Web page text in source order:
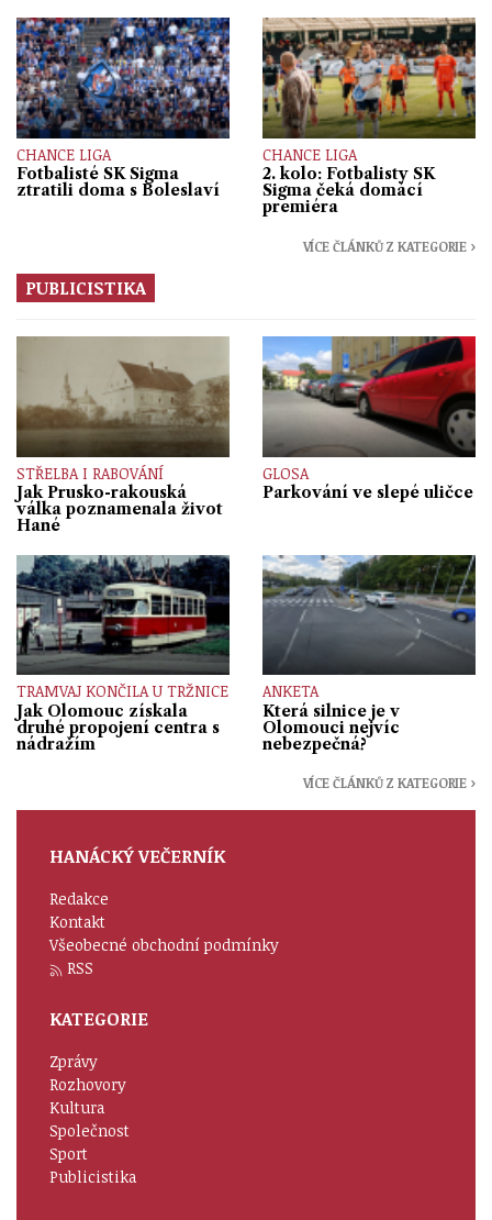
CHANCE LIGA
Fotbalisté SK Sigma
ztratili doma s Boleslaví
CHANCE LIGA
2. kolo: Fotbalisty SK
Sigma čeká domácí
premiéra
VÍCE ČLÁNKŮ Z KATEGORIE ›
PUBLICISTIKA
STŘELBA I RABOVÁNÍ
Jak Prusko-rakouská
válka poznamenala život
Hané
GLOSA
Parkování ve slepé uličce
TRAMVAJ KONČILA U TRŽNICE
Jak Olomouc získala
druhé propojení centra s
nádražím
ANKETA
Která silnice je v
Olomouci nejvíc
nebezpečná?
VÍCE ČLÁNKŮ Z KATEGORIE ›
HANÁCKÝ VEČERNÍK
Redakce
Kontakt
Všeobecné obchodní podmínky
RSS
KATEGORIE
Zprávy
Rozhovory
Kultura
Společnost
Sport
Publicistika